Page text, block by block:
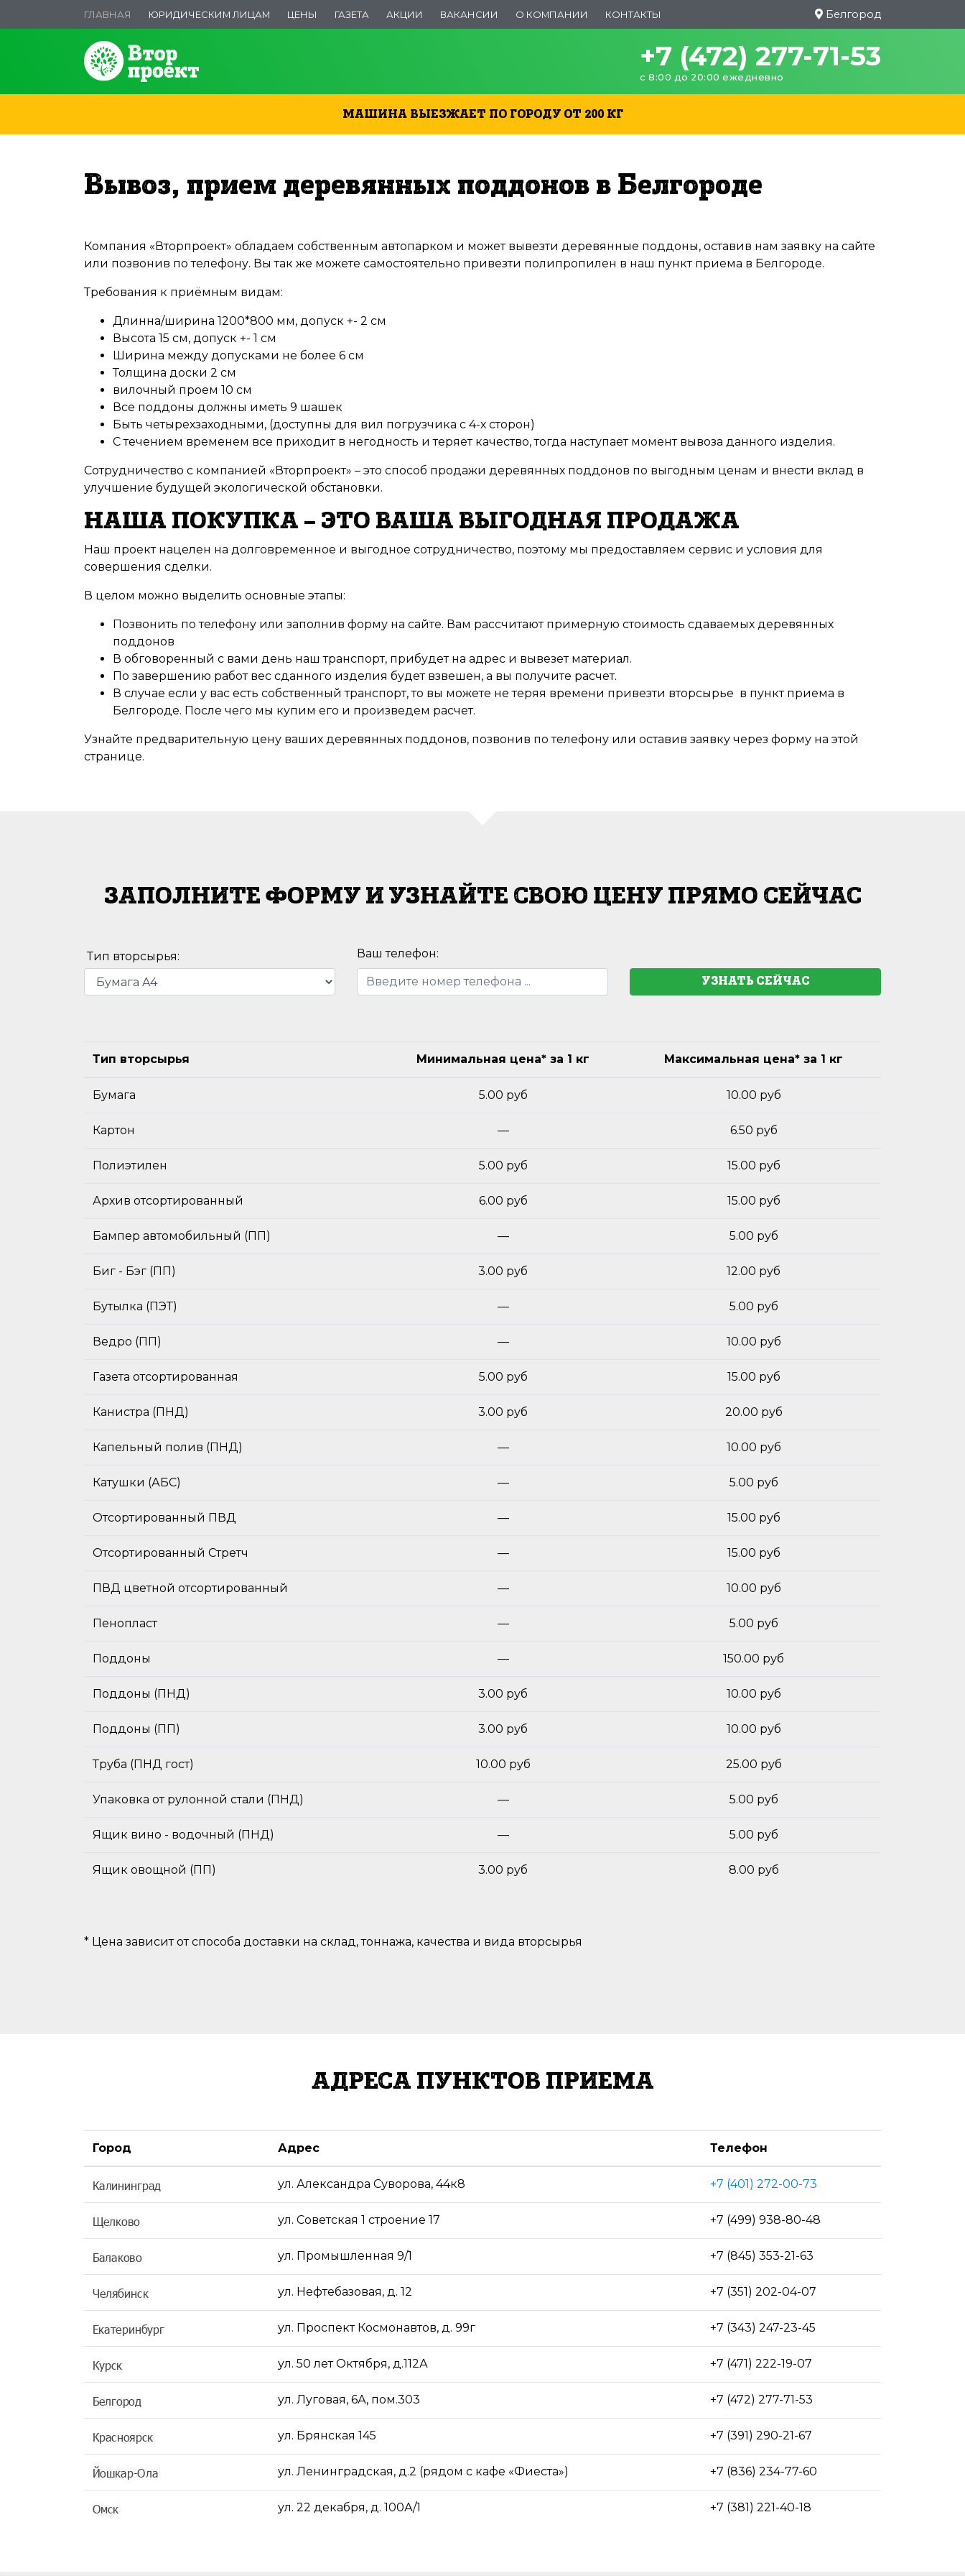
ГЛАВНАЯ ЮРИДИЧЕСКИМ ЛИЦАМ ЦЕНЫ ГАЗЕТА АКЦИИ ВАКАНСИИ О КОМПАНИИ КОНТАКТЫ Белгород
+7 (472) 277-71-53
с 8:00 до 20:00 ежедневно
МАШИНА ВЫЕЗЖАЕТ ПО ГОРОДУ ОТ 200 КГ
Вывоз, прием деревянных поддонов в Белгороде
Компания «Вторпроект» обладаем собственным автопарком и может вывезти деревянные поддоны, оставив нам заявку на сайте
или позвонив по телефону. Вы так же можете самостоятельно привезти полипропилен в наш пункт приема в Белгороде.
Требования к приёмным видам:
Длинна/ширина 1200*800 мм, допуск +- 2 см
Высота 15 см, допуск +- 1 см
Ширина между допусками не более 6 см
Толщина доски 2 см
вилочный проем 10 см
Все поддоны должны иметь 9 шашек
Быть четырехзаходными, (доступны для вил погрузчика с 4-х сторон)
С течением временем все приходит в негодность и теряет качество, тогда наступает момент вывоза данного изделия.
Сотрудничество с компанией «Вторпроект» – это способ продажи деревянных поддонов по выгодным ценам и внести вклад в
улучшение будущей экологической обстановки.
НАША ПОКУПКА – ЭТО ВАША ВЫГОДНАЯ ПРОДАЖА
Наш проект нацелен на долговременное и выгодное сотрудничество, поэтому мы предоставляем сервис и условия для
совершения сделки.
В целом можно выделить основные этапы:
Позвонить по телефону или заполнив форму на сайте. Вам рассчитают примерную стоимость сдаваемых деревянных
поддонов
В обговоренный с вами день наш транспорт, прибудет на адрес и вывезет материал.
По завершению работ вес сданного изделия будет взвешен, а вы получите расчет.
В случае если у вас есть собственный транспорт, то вы можете не теряя времени привезти вторсырье в пункт приема в
Белгороде. После чего мы купим его и произведем расчет.
Узнайте предварительную цену ваших деревянных поддонов, позвонив по телефону или оставив заявку через форму на этой
странице.
ЗАПОЛНИТЕ ФОРМУ И УЗНАЙТЕ СВОЮ ЦЕНУ ПРЯМО СЕЙЧАС
Тип вторсырья: Ваш телефон:
УЗНАТЬ СЕЙЧАС
Тип вторсырья Минимальная цена* за 1 кг Максимальная цена* за 1 кг
Бумага 5.00 руб 10.00 руб
Картон — 6.50 руб
Полиэтилен 5.00 руб 15.00 руб
Архив отсортированный 6.00 руб 15.00 руб
Бампер автомобильный (ПП) — 5.00 руб
Биг - Бэг (ПП) 3.00 руб 12.00 руб
Бутылка (ПЭТ) — 5.00 руб
Ведро (ПП) — 10.00 руб
Газета отсортированная 5.00 руб 15.00 руб
Канистра (ПНД) 3.00 руб 20.00 руб
Капельный полив (ПНД) — 10.00 руб
Катушки (АБС) — 5.00 руб
Отсортированный ПВД — 15.00 руб
Отсортированный Стретч — 15.00 руб
ПВД цветной отсортированный — 10.00 руб
Пенопласт — 5.00 руб
Поддоны — 150.00 руб
Поддоны (ПНД) 3.00 руб 10.00 руб
Поддоны (ПП) 3.00 руб 10.00 руб
Труба (ПНД гост) 10.00 руб 25.00 руб
Упаковка от рулонной стали (ПНД) — 5.00 руб
Ящик вино - водочный (ПНД) — 5.00 руб
Ящик овощной (ПП) 3.00 руб 8.00 руб
* Цена зависит от способа доставки на склад, тоннажа, качества и вида вторсырья
АДРЕСА ПУНКТОВ ПРИЕМА
Город Адрес Телефон
ул. Александра Суворова, 44к8 +7 (401) 272-00-73
ул. Советская 1 строение 17 +7 (499) 938-80-48
ул. Промышленная 9/1 +7 (845) 353-21-63
ул. Нефтебазовая, д. 12 +7 (351) 202-04-07
ул. Проспект Космонавтов, д. 99г +7 (343) 247-23-45
ул. 50 лет Октября, д.112А +7 (471) 222-19-07
ул. Луговая, 6А, пом.303 +7 (472) 277-71-53
ул. Брянская 145 +7 (391) 290-21-67
ул. Ленинградская, д.2 (рядом с кафе «Фиеста») +7 (836) 234-77-60
ул. 22 декабря, д. 100А/1 +7 (381) 221-40-18